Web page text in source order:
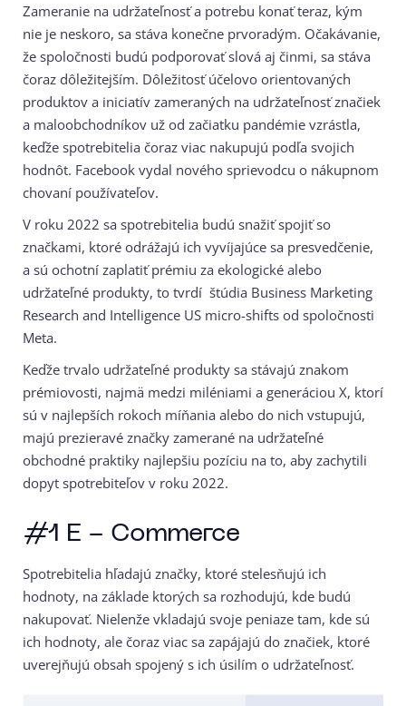
Zameranie na udržateľnosť a potrebu konať teraz, kým
nie je neskoro, sa stáva konečne prvoradým. Očakávanie,
že spoločnosti budú podporovať slová aj činmi, sa stáva
čoraz dôležitejším. Dôležitosť účelovo orientovaných
produktov a iniciatív zameraných na udržateľnosť značiek
a maloobchodníkov už od začiatku pandémie vzrástla,
keďže spotrebitelia čoraz viac nakupujú podľa svojich
hodnôt. Facebook vydal nového sprievodcu o nákupnom
chovaní používateľov.
V roku 2022 sa spotrebitelia budú snažiť spojiť so
značkami, ktoré odrážajú ich vyvíjajúce sa presvedčenie,
a sú ochotní zaplatiť prémiu za ekologické alebo
udržateľné produkty, to tvrdí štúdia Business Marketing
Research and Intelligence US micro-shifts od spoločnosti
Meta.
Keďže trvalo udržateľné produkty sa stávajú znakom
prémiovosti, najmä medzi miléniami a generáciou X, ktorí
sú v najlepších rokoch míňania alebo do nich vstupujú,
majú prezieravé značky zamerané na udržateľné
obchodné praktiky najlepšiu pozíciu na to, aby zachytili
dopyt spotrebiteľov v roku 2022.
#1 E - Commerce
Spotrebitelia hľadajú značky, ktoré stelesňujú ich
hodnoty, na základe ktorých sa rozhodujú, kde budú
nakupovať. Nielenže vkladajú svoje peniaze tam, kde sú
ich hodnoty, ale čoraz viac sa zapájajú do značiek, ktoré
uverejňujú obsah spojený s ich úsilím o udržateľnosť.